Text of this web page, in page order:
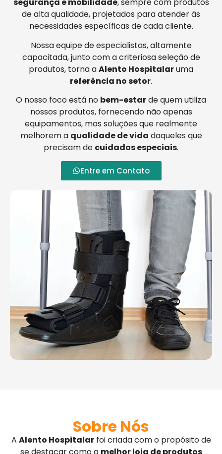
segurança e mobilidade, sempre com produtos
de alta qualidade, projetados para atender às
necessidades específicas de cada cliente.
Nossa equipe de especialistas, altamente
capacitada, junto com a criteriosa seleção de
produtos, torna aAlento Hospitalaruma
referência no setor.
O nosso foco está no bem-estarde quem utiliza
nossos produtos, fornecendo não apenas
equipamentos, mas soluções que realmente
melhorem a qualidade de vida daqueles que
precisam de cuidados especiais.
Entre em Contato
Sobre Nós
A Alento Hospitalarfoi criada com o propósito de